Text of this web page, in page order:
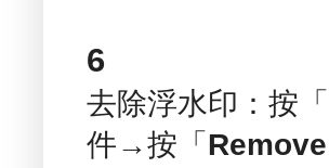
6
去除浮水印：按「
件→按「 Remove